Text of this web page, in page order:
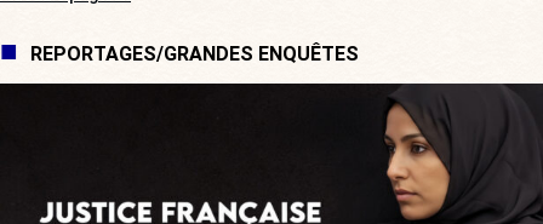
REPORTAGES/GRANDES ENQUÊTES